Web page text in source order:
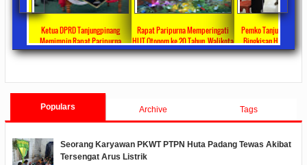
Ketua DPRD Tanjungpinang
Rapat Paripurna
Ranperda Perubahan
Rapat Paripurna Memperingati
HUT Otonom ke 20 Tahun, Walikota
Rahma Paparkan Capaian
Pemko Tanjung Pinang Bagikan
Bingkisan Hari Raya Idul Fitri
Untuk Masyarakat Penerima DTKS
Populars Archive Tags
Seorang Karyawan PKWT PTPN Huta Padang Tewas Akibat
Tersengat Arus Listrik